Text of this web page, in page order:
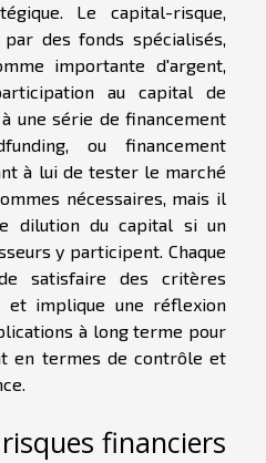
Le capital-risque,
des fonds spécialisés,
importante d'argent,
au capital de
une série de financement
ou financement
à lui de tester le marché
nécessaires, mais il
dilution du capital si un
y participent. Chaque
satisfaire des critères
et implique une réflexion
à long terme pour
en termes de contrôle et
financiers